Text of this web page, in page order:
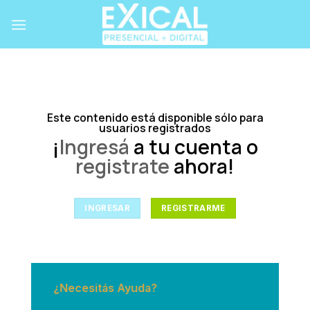
Este contenido está disponible sólo para
usuarios registrados
¡Ingresá a tu cuenta o
registrate ahora!
INGRESAR REGISTRARME
¿Necesitás Ayuda?